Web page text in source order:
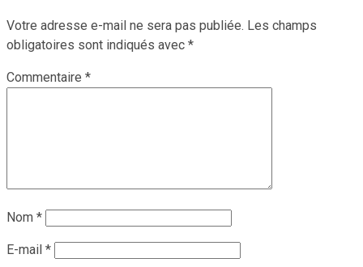
Votre adresse e-mail ne sera pas publiée. Les champs
obligatoires sont indiqués avec *
Commentaire *
Nom *
E-mail *